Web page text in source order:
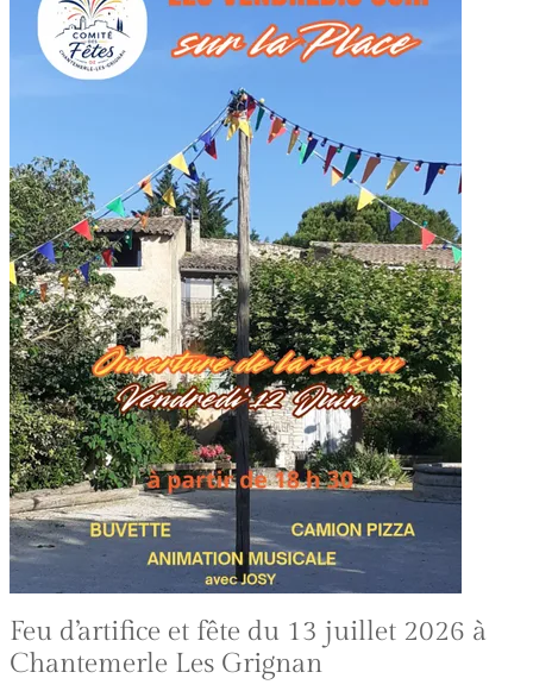
Feu d’artifice et fête du 13 juillet 2026 à
Chantemerle Les Grignan